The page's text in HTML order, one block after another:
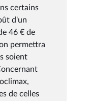
certains
d'un
46 € de
permettra
soient
de celles